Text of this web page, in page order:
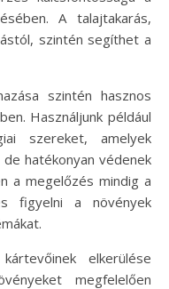
A talajtakarás,
szintén segíthet a
szintén hasznos
Használjunk például
szereket, amelyek
hatékonyan védenek
a megelőzés mindig a
figyelni a növények
elkerülése
megfelelően